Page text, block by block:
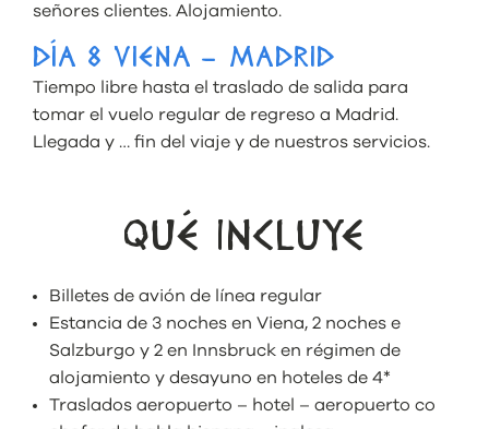
señores clientes. Alojamiento.
DÍA 8 VIENA – MADRID
Tiempo libre hasta el traslado de salida para
tomar el vuelo regular de regreso a Madrid.
Llegada y … fin del viaje y de nuestros servicios.
QUÉ INCLUYE
Billetes de avión de línea regular
Estancia de 3 noches en Viena, 2 noches e
Salzburgo y 2 en Innsbruck en régimen de
alojamiento y desayuno en hoteles de 4*
Traslados aeropuerto – hotel – aeropuerto co